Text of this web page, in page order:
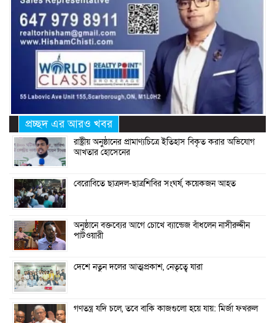
প্রচ্ছদ এর আরও খবর
রাষ্ট্রীয় অনুষ্ঠানের প্রামাণ্যচিত্রে ইতিহাস বিকৃত করার অভিযোগ
আখতার হোসেনের
বেরোবিতে ছাত্রদল-ছাত্রশিবির সংঘর্ষ, কয়েকজন আহত
অনুষ্ঠানে বক্তব্যের আগে চোখে ব্যান্ডেজ বাঁধলেন নাসীরুদ্দীন
পাটওয়ারী
দেশে নতুন দলের আত্মপ্রকাশ, নেতৃত্বে যারা
গণতন্ত্র যদি চলে, তবে বাকি কাজগুলো হয়ে যায়: মির্জা ফখরুল